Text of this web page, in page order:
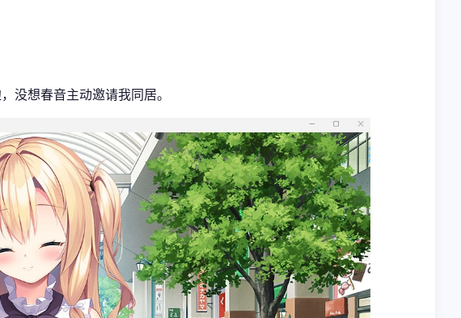
没想春音主动邀请我同居。